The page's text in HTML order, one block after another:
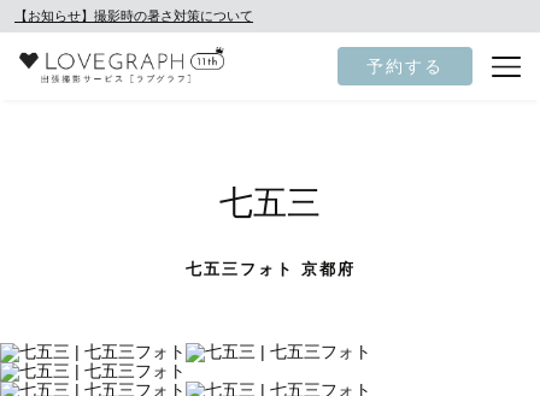
【お知らせ】撮影時の暑さ対策について
予約する
七五三
七五三フォト 京都府